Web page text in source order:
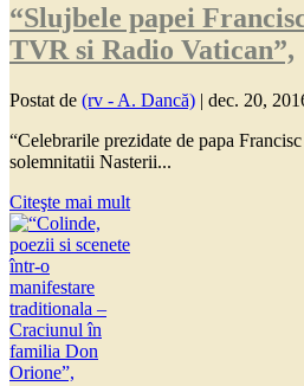
“Slujbele papei
TVR si Radio Vatican”,
Postat de (rv - A. Dancă) | dec. 20,
“Celebrarile prezidate de papa
solemnitatii Nasterii...
Citeşte mai mult